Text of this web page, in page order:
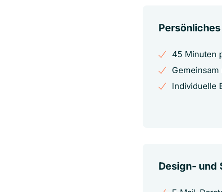
45 Minuten
Individuelle
Design- und